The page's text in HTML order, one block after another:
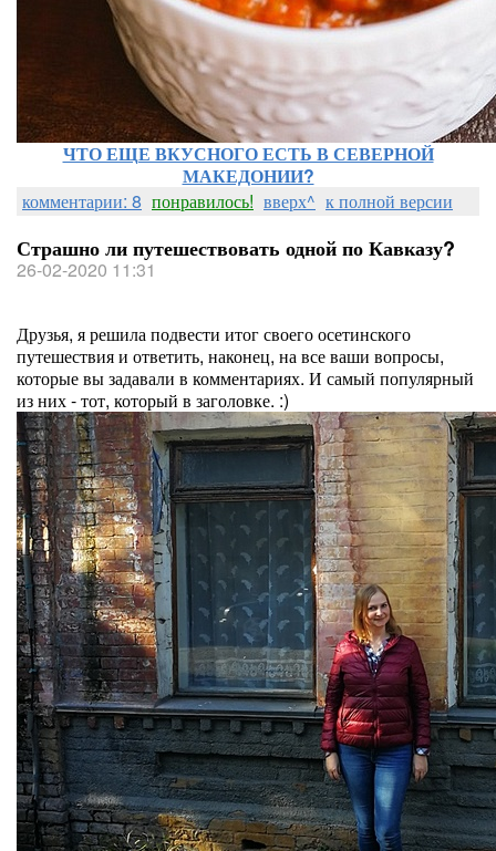
ЧТО ЕЩЕ ВКУСНОГО ЕСТЬ В СЕВЕРНОЙ
МАКЕДОНИИ?
комментарии: 8 понравилось! вверх^ к полной версии
Страшно ли путешествовать одной по Кавказу?
26-02-2020 11:31
Друзья, я решила подвести итог своего осетинского
путешествия и ответить, наконец, на все ваши вопросы,
которые вы задавали в комментариях. И самый популярный
из них - тот, который в заголовке. :)